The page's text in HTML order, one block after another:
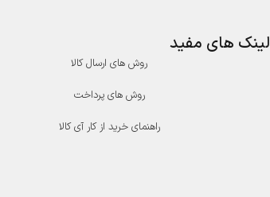
لینک های مفید
روش های ارسال کالا
روش های پرداخت
راهنمای خرید از کار آی کالا